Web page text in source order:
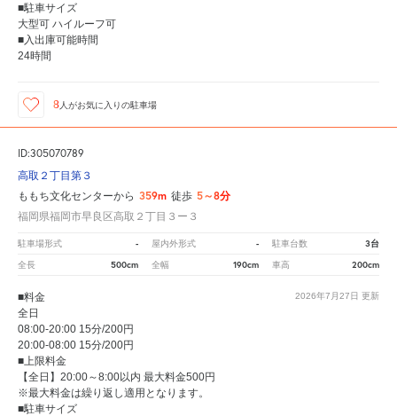
■駐車サイズ
大型可 ハイルーフ可
■入出庫可能時間
24時間
8 人がお気に入りの駐車場
ID:305070789
高取２丁目第３
ももち文化センターから 359m 徒歩 5～8分
福岡県福岡市早良区高取２丁目３ー３
駐車場形式 - 屋内外形式 - 駐車台数 3台
全長 500cm 全幅 190cm 車高 200cm
2026年7月27日 更新
■料金
全日
08:00-20:00 15分/200円
20:00-08:00 15分/200円
■上限料金
【全日】20:00～8:00以内 最大料金500円
※最大料金は繰り返し適用となります。
■駐車サイズ